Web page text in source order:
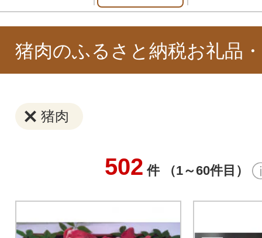
猪肉のふるさと納税お礼品
猪肉
502 件 （1～60件目）